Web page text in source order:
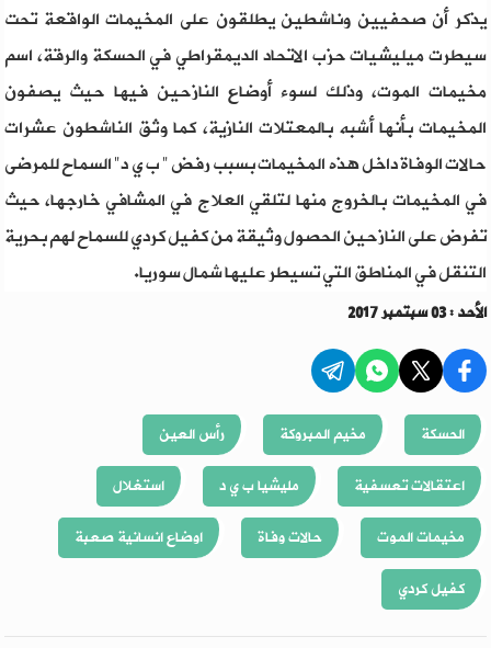
يذكر أن صحفيين وناشطين يطلقون على المخيمات الواقعة تحت
سيطرت ميليشيات حزب الاتحاد الديمقراطي في الحسكة والرقة، اسم
مخيمات الموت، وذلك لسوء أوضاع النازحين فيها حيث يصفون
المخيمات بأنها أشبه بالمعتلات النازية، كما وثق الناشطون عشرات
حالات الوفاة داخل هذه المخيمات بسبب رفض " ب ي د" السماح للمرضى
في المخيمات بالخروج منها لتلقي العلاج في المشافي خارجها، حيث
تفرض على النازحين الحصول وثيقة من كفيل كردي للسماح لهم بحرية
التنقل في المناطق التي تسيطر عليها شمال سوريا.
الأحد : 03 سبتمبر 2017
الحسكة مخيم المبروكة
رأس العين
اعتقالات تعسفية
مليشيا ب ي د
استغلال
مخيمات الموت
حالات وفاة
اوضاع انسانية صعبة
كفيل كردي